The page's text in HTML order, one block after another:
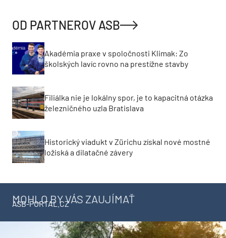
OD PARTNEROV ASB
Akadémia praxe v spoločnosti Klimak: Zo
školských lavíc rovno na prestížne stavby
Filiálka nie je lokálny spor, je to kapacitná otázka
železničného uzla Bratislava
Historický viadukt v Zürichu získal nové mostné
ložiská a dilatačné závery
MOHLO BY VÁS ZAUJÍMAŤ
ASB-PORTAL.CZ